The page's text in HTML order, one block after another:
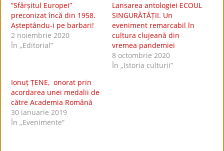
”Sfârșitul Europei”
preconizat încă din 1958.
Așteptându-i pe barbari!
2 noiembrie 2020
În „Editorial”
Lansarea antologiei ECOUL
SINGURĂTĂȚII. Un
eveniment remarcabil în
cultura clujeană din
vremea pandemiei
8 octombrie 2020
În „Istoria culturii”
Ionuț ȚENE, onorat prin
acordarea unei medalii de
către Academia Română
30 ianuarie 2019
În „Evenimente”